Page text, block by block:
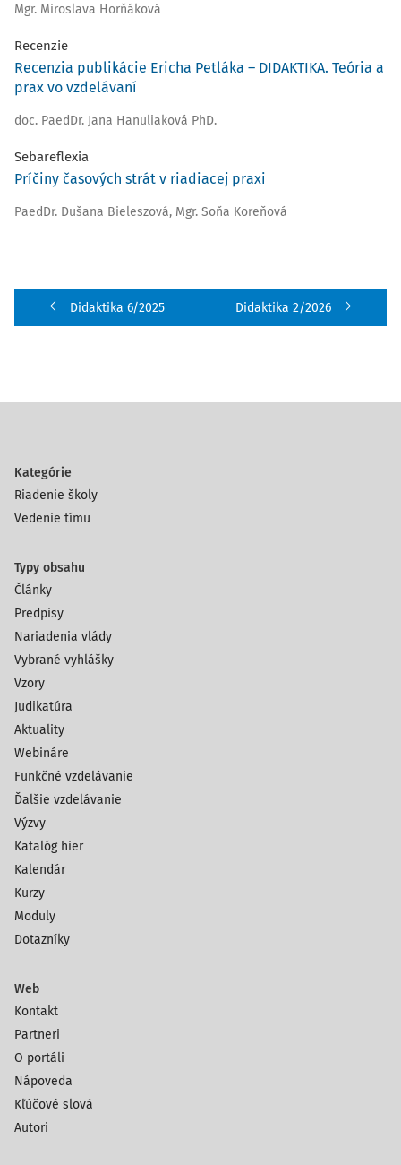
Mgr. Miroslava Horňáková
Recenzie
Recenzia publikácie Ericha Petláka – DIDAKTIKA. Teória a
prax vo vzdelávaní
doc. PaedDr. Jana Hanuliaková PhD.
Sebareflexia
Príčiny časových strát v riadiacej praxi
PaedDr. Dušana Bieleszová, Mgr. Soňa Koreňová
Didaktika 6/2025 Didaktika 2/2026
Kategórie
Riadenie školy
Vedenie tímu
Typy obsahu
Články
Predpisy
Nariadenia vlády
Vybrané vyhlášky
Vzory
Judikatúra
Aktuality
Webináre
Funkčné vzdelávanie
Ďalšie vzdelávanie
Výzvy
Katalóg hier
Kalendár
Kurzy
Moduly
Dotazníky
Web
Kontakt
Partneri
O portáli
Nápoveda
Kľúčové slová
Autori